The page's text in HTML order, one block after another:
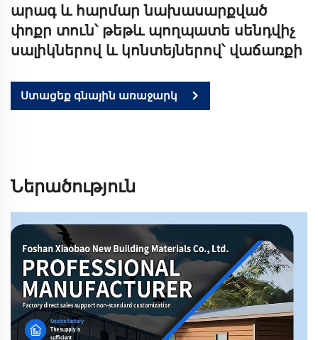
արագ և հարմար նախասարքված
փոքր տուն՝ թեթև պողպատե սենդվիչ
սալիկներով և կոնտեյներով՝ վաճառքի
Ստացեք գնային առաջարկ
Ներածություն